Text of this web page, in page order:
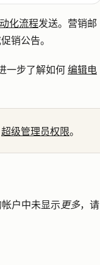
化流程发送。营销邮
销公告。
一步了解如何 编辑电
超级管理员权限。
户中未显示 更多，请